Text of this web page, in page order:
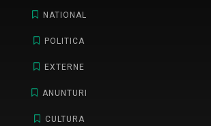
NATIONAL
POLITICA
EXTERNE
ANUNTURI
CULTURA